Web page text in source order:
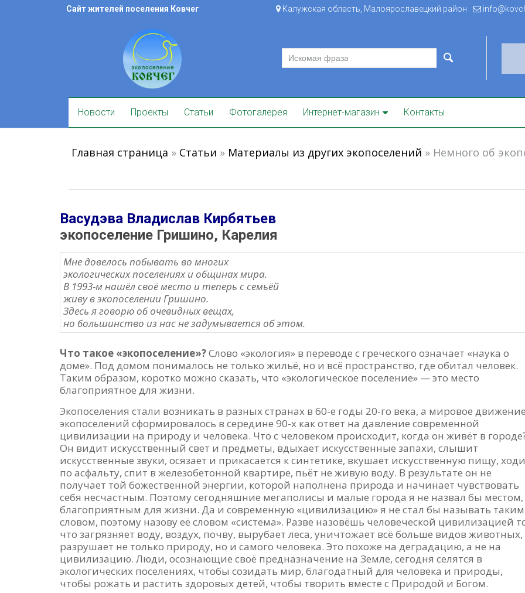
Skip
Сайт жителей поселения Ковчег Калужская область, Малоярославецкий район
content
Новости Проекты Статьи Фотогалерея Интернет-магазин Контакты
Главная страница » Статьи » Материалы из других экопоселений » Немного об
Васудэва Владислав Кирбятьев
экопоселение Гришино, Карелия
Мне довелось побывать во многих
экологических поселениях и общинах мира.
В 1993-м нашёл своё место и теперь с семьёй
живу в экопоселении Гришино.
Здесь я говорю об очевидных вещах,
но большинство из нас не задумывается об этом.
Что такое «экопоселение»?Слово «экология» в переводе с греческого означает «наука о
доме». Под домом понималось не только жильё, но и всё пространство, где обитал человек.
Таким образом, коротко можно сказать, что «экологическое поселение» — это место
благоприятное для жизни.
Экопоселения стали возникать в разных странах в 60-е годы 20-го века, а мировое движение
экопоселений сформировалось в середине 90-х как ответ на давление современной
цивилизации на природу и человека. Что с человеком происходит, когда он живёт в
Он видит искусственный свет и предметы, вдыхает искусственные запахи, слышит
искусственные звуки, осязает и прикасается к синтетике, вкушает искусственную пищу,
по асфальту, спит в железобетонной квартире, пьёт не живую воду. В результате он не
получает той божественной энергии, которой наполнена природа и начинает чувствовать
себя несчастным. Поэтому сегодняшние мегаполисы и малые города я не назвал бы местом,
благоприятным для жизни. Да и современную «цивилизацию» я не стал бы называть таким
словом, поэтому назову её словом «система». Разве назовёшь человеческой цивилизацией
что загрязняет воду, воздух, почву, вырубает леса, уничтожает всё больше видов животных,
разрушает не только природу, но и самого человека. Это похоже на деградацию, а не на
цивилизацию. Люди, осознающие своё предназначение на Земле, сегодня селятся в
экологических поселениях, чтобы созидать мир, благодатный для человека и природы,
чтобы рожать и растить здоровых детей, чтобы творить вместе с Природой и Богом.